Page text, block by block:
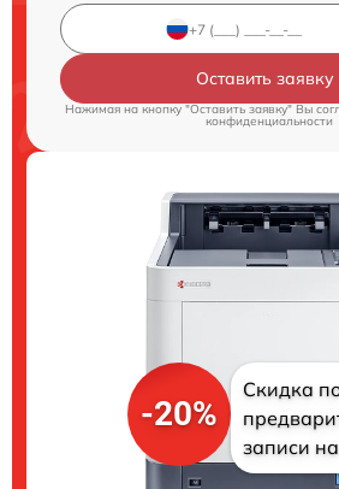
Оставить заявку
Нажимая на кнопку "Оставить заявку" Вы
конфиденциальности
-20%
Скидка
записи